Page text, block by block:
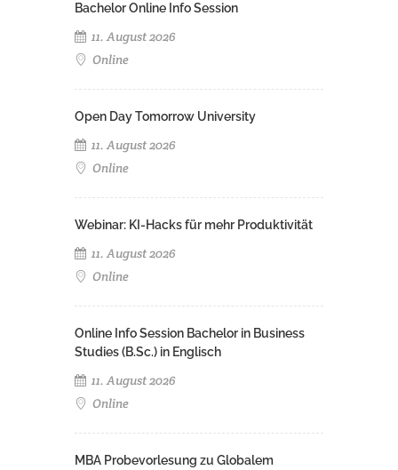
Bachelor Online Info Session
11. August 2026
Online
Open Day Tomorrow University
11. August 2026
Online
Webinar: KI-Hacks für mehr Produktivität
11. August 2026
Online
Online Info Session Bachelor in Business
Studies (B.Sc.) in Englisch
11. August 2026
Online
MBA Probevorlesung zu Globalem